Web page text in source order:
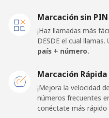
Celular
American Samoa
Línea fija ⁦19.5¢⁩
⁦21.5¢⁩
Marcación sin PIN
¡Haz llamadas más
DESDE el cual
país + número.
Marcación Rápida
¡Mejora la velocidad
números frecuentes
conéctate más rápido